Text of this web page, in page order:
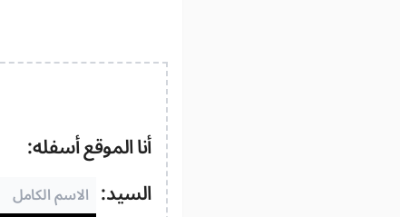
أنا الموقع أسفله:
السيد: